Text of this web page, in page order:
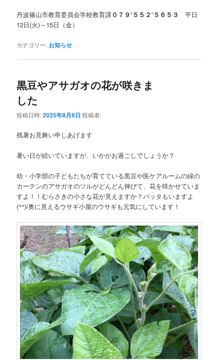
丹波篠山市教育委員会学校教育課０７９⁻５５２⁻５６５３
平日
12日(火)～15日（金）
カテゴリー: お知らせ
黒豆やアサガオの花が咲きま
した
投稿日時:2025年8月8日 投稿者:
残暑お見舞い申しあげます
暑い日が続いていますが、いかがお過ごしでしょうか？
幼・小学部の子どもたちが育てている黒豆や医ケアルームの緑の
カーテンのアサガオのツルがどんどん伸びて、花を咲かせていま
すよ！！むらさきの小さな花が見えますか？バッタもいますよ
(^^)/奥に見えるウサギ小屋のウサギも元気にしています！